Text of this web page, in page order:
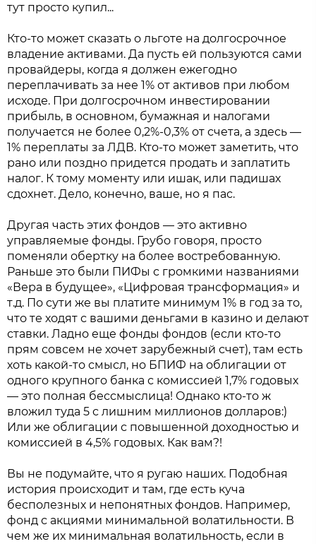
тут просто купил...
Кто-то может сказать о льготе на долгосрочное
владение активами. Да пусть ей пользуются сами
провайдеры, когда я должен ежегодно
переплачивать за нее 1% от активов при любом
исходе. При долгосрочном инвестировании
прибыль, в основном, бумажная и налогами
получается не более 0,2%-0,3% от счета, а здесь —
1% переплаты за ЛДВ. Кто-то может заметить, что
рано или поздно придется продать и заплатить
налог. К тому моменту или ишак, или падишах
сдохнет. Дело, конечно, ваше, но я пас.
Другая часть этих фондов — это активно
управляемые фонды. Грубо говоря, просто
поменяли обертку на более востребованную.
Раньше это были ПИФы с громкими названиями
«Вера в будущее», «Цифровая трансформация» и
т.д. По сути же вы платите минимум 1% в год за то,
что те ходят с вашими деньгами в казино и делают
ставки. Ладно еще фонды фондов (если кто-то
прям совсем не хочет зарубежный счет), там есть
хоть какой-то смысл, но БПИФ на облигации от
одного крупного банка с комиссией 1,7% годовых
— это полная бессмыслица! Однако кто-то ж
вложил туда 5 с лишним миллионов долларов:)
Или же облигации с повышенной доходностью и
комиссией в 4,5% годовых. Как вам?!
Вы не подумайте, что я ругаю наших. Подобная
история происходит и там, где есть куча
бесполезных и непонятных фондов. Например,
фонд с акциями минимальной волатильности. В
чем же их минимальная волатильность, если в